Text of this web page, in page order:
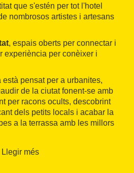
que s'estén per tot l'hotel
nombrosos artistes i artesans
, espais oberts per connectar i
experiència per conèixer i
pensat per a urbanites,
de la ciutat fonent-se amb
per racons ocults, descobrint
dels petits locals i acabar la
a la terrassa amb les millors
Llegir més